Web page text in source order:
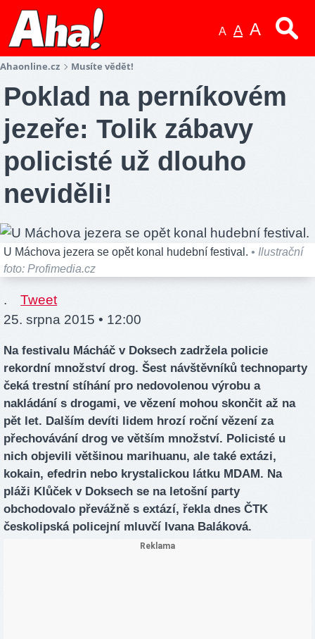
A A A
Ahaonline.cz Musíte vědět!
Poklad na perníkovém
jezeře: Tolik zábavy
policisté už dlouho
neviděli!
U Máchova jezera se opět konal hudební festival. • Ilustrační
foto: Profimedia.cz
.
Tweet
25. srpna 2015 • 12:00
Na festivalu Mácháč v Doksech zadržela policie
rekordní množství drog. Šest návštěvníků technoparty
čeká trestní stíhání pro nedovolenou výrobu a
nakládání s drogami, ve vězení mohou skončit až na
pět let. Dalším devíti lidem hrozí roční vězení za
přechovávání drog ve větším množství. Policisté u
nich objevili většinou marihuanu, ale také extázi,
kokain, efedrin nebo krystalickou látku MDAM. Na
pláži Klůček v Doksech se na letošní party
obchodovalo převážně s extází, řekla dnes ČTK
českolipská policejní mluvčí Ivana Baláková.